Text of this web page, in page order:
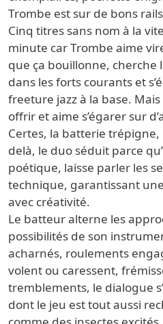
Trombe est sur de bons
Cinq titres sans nom à la
minute car Trombe aime
que ça bouillonne, cherche
dans les forts courants et
freeture jazz à la base.
offrir et aime s’égarer sur
Certes, la batterie trépigne,
delà, le duo séduit parce
poétique, laisse parler les
technique, garantissant
avec créativité.
Le batteur alterne les
possibilités de son
acharnés, roulements
volent ou caressent,
tremblements, le dialogue
dont le jeu est tout aussi